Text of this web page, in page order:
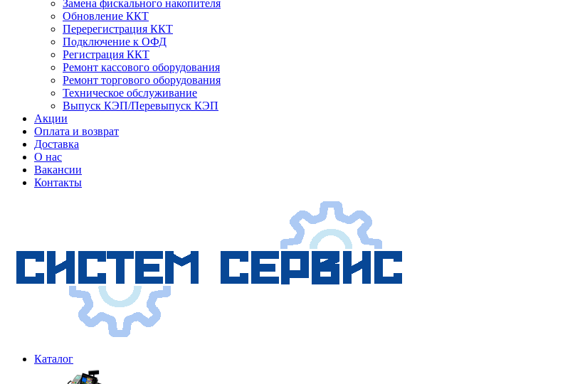
Замена фискального накопителя
Обновление ККТ
Перерегистрация ККТ
Подключение к ОФД
Регистрация ККТ
Ремонт кассового оборудования
Ремонт торгового оборудования
Техническое обслуживание
Выпуск КЭП/Перевыпуск КЭП
Акции
Оплата и возврат
Доставка
О нас
Вакансии
Контакты
Каталог